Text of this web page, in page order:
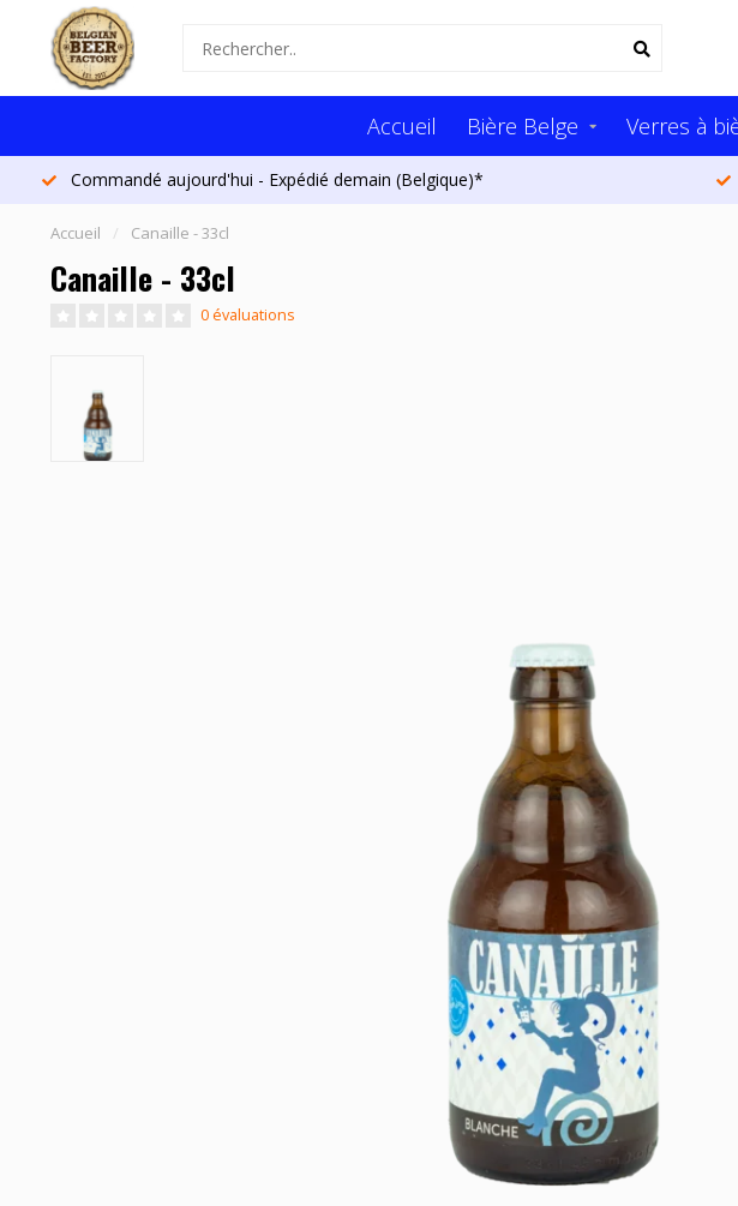
Accueil Bière Belge Verres à
Commandé aujourd'hui - Expédié demain (Belgique)*
Accueil / Canaille - 33cl
Canaille - 33cl
0 évaluations